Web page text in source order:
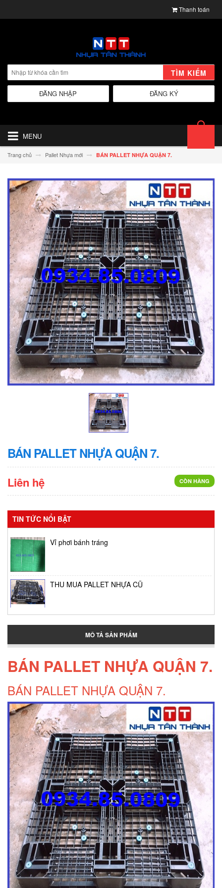
Thanh toán
TÌM KIẾM
ĐĂNG KÝ
ĐĂNG NHẬP
MENU
Trang chủ Pallet Nhựa mới BÁN PALLET NHỰA QUẬN 7.
BÁN PALLET NHỰA QUẬN 7.
CÒN HÀNG
Liên hệ
TIN TỨC NỔI BẬT
Vỉ phơi bánh tráng
THU MUA PALLET NHỰA CŨ
Thùng đựng đá lớn
Pallet nhựa cũ Tân Phú
Pallet nhua tan phu
Pallet nhựa Tân Phú
Thớt nhựa cho nhà bếp
Thớt nhựa làm băng tải
MÔ TẢ SẢN PHẨM
BÁN PALLET NHỰA QUẬN 7.
BÁN PALLET NHỰA QUẬN 7.